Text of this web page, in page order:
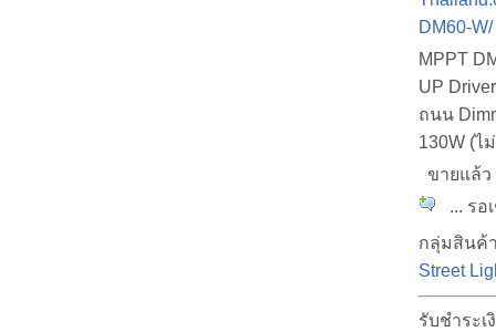
DM60-W/
MPPT
UP
ถนน
130W (ไ
ขายแล้
... รอ
กลุ่มสินค้
Street
รับชำระเ